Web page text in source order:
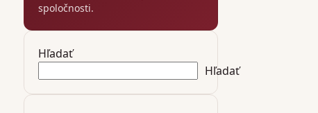
spoločnosti.
Hľadať
Hľadať